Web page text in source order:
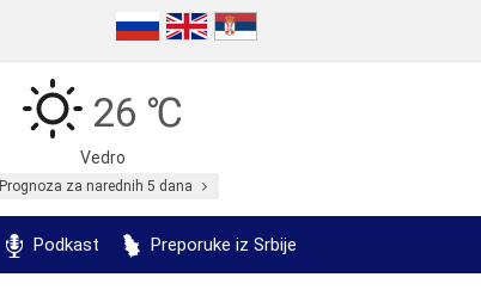
26 ℃
Vedro
Prognoza za narednih 5 dana
Podkast Preporuke iz Srbije